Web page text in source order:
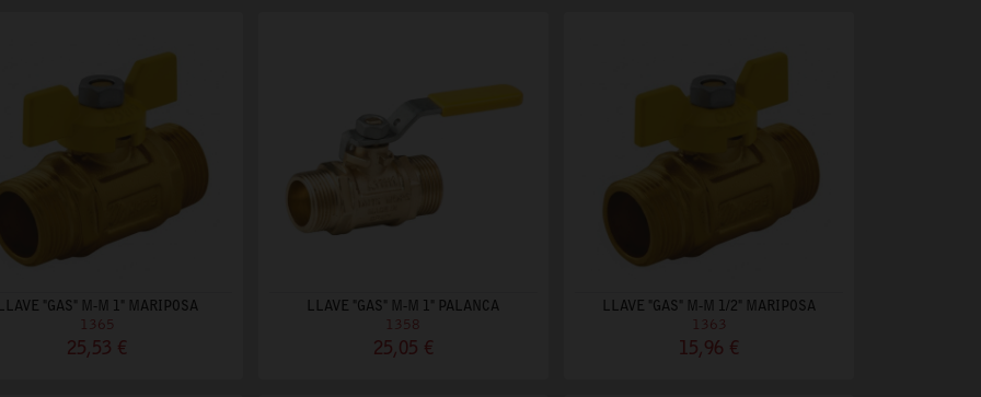
"GAS" M-M 1" MARIPOSA
1365
25,53 €
LLAVE "GAS" M-M 1" PALANCA
1358
25,05 €
LLAVE "GAS" M-M 1/2" MARIPOSA
1363
15,96 €